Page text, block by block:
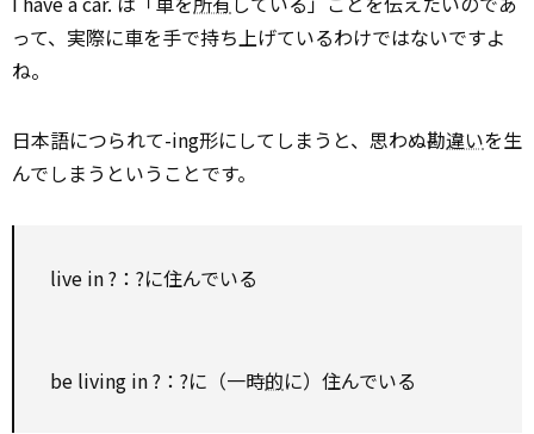
って、実際に車を手で持ち上げているわけではないですよ
ね。
日本語につられて-ing形にしてしまうと、思わぬ勘違いを生
んでしまうということです。
live in ?：?に住んでいる
be living in ?：?に（一時的に）住んでいる